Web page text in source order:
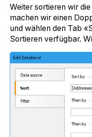
Weiter sortieren wir
machen wir einen
und wählen den Tab
Sortieren verfügbar.